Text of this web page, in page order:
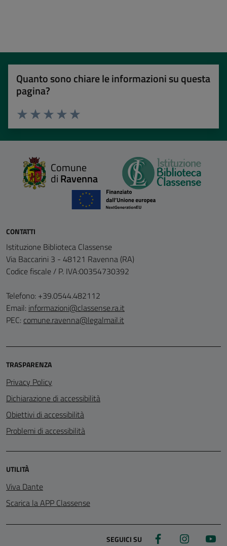
Quanto sono chiare le informazioni su questa
pagina?
Valuta 5 stelle su 5
Valuta 4 stelle su 5
Valuta 3 stelle su 5
Valuta 2 stelle su 5
Valuta 1 stelle su 5
Comune
diRavenna
CONTATTI
Istituzione Biblioteca Classense
Via Baccarini 3 - 48121 Ravenna (RA)
Codice fiscale / P. IVA:00354730392
Telefono: +39.0544.482112
Email: informazioni@classense.ra.it
PEC: comune.ravenna@legalmail.it
TRASPARENZA
Privacy Policy
Dichiarazione di accessibilità
Obiettivi di accessibilità
Problemi di accessibilità
UTILITÀ
Viva Dante
Scarica la APP Classense
SEGUICI SU Facebook Instagram